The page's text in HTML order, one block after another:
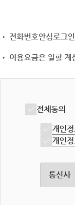
• 전화번호안심로그
• 이용요금은 일할
전체동의
개인
개인